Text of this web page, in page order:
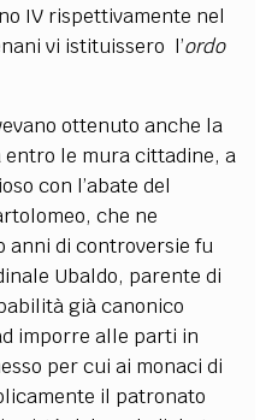
IV rispettivamente nel
vi istituissero l’ordo
ottenuto anche la
entro le mura cittadine, a
con l’abate del
che ne
anni di controversie fu
Ubaldo, parente di
già canonico
imporre alle parti in
per cui ai monaci di
il patronato